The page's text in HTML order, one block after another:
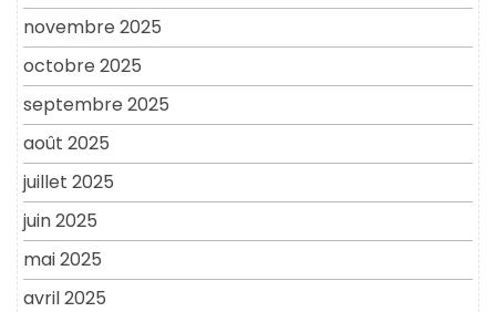
novembre 2025
octobre 2025
septembre 2025
août 2025
juillet 2025
juin 2025
mai 2025
avril 2025